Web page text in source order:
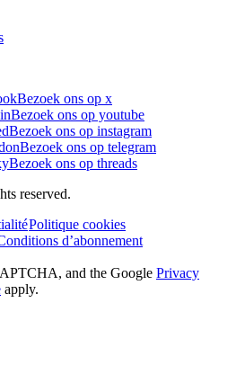
Bezoek ons op x
Bezoek ons op youtube
Bezoek ons op instagram
Bezoek ons op telegram
Bezoek ons op threads
reserved.
Politique cookies
d’abonnement
and the Google Privacy
apply.